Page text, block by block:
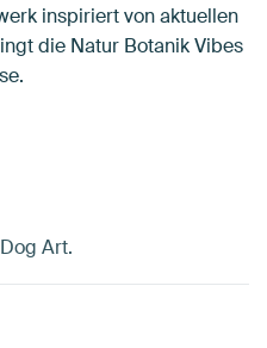
inspiriert von aktuellen
die Natur Botanik Vibes
Art.